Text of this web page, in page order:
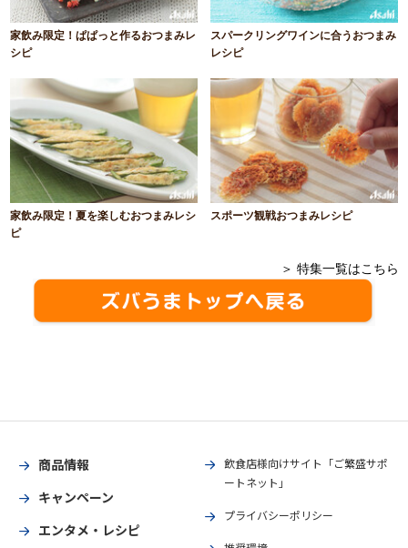
家飲み限定！ぱぱっと作るおつまみレ
シピ
スパークリングワインに合うおつまみ
レシピ
家飲み限定！夏を楽しむおつまみレシ
ピ
スポーツ観戦おつまみレシピ
＞ 特集一覧はこちら
商品情報
キャンペーン
エンタメ・レシピ
飲食店様向けサイト「ご繁盛サポ
ートネット」
プライバシーポリシー